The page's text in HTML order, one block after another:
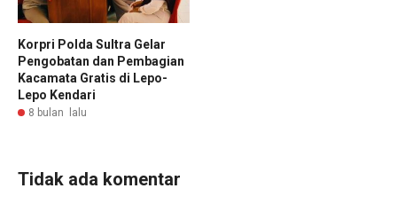
Korpri Polda Sultra Gelar
Pengobatan dan Pembagian
Kacamata Gratis di Lepo-
Lepo Kendari
8 bulan lalu
Tidak ada komentar